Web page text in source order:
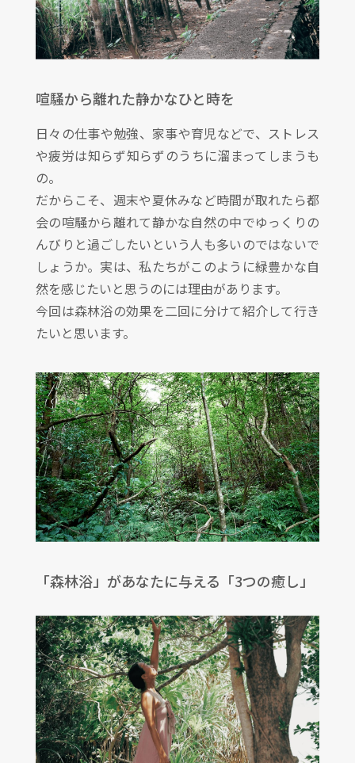
喧騒から離れた静かなひと時を
日々の仕事や勉強、家事や育児などで、ストレス
や疲労は知らず知らずのうちに溜まってしまうも
の。
だからこそ、週末や夏休みなど時間が取れたら都
会の喧騒から離れて静かな自然の中でゆっくりの
んびりと過ごしたいという人も多いのではないで
しょうか。実は、私たちがこのように緑豊かな自
然を感じたいと思うのには理由があります。
今回は森林浴の効果を二回に分けて紹介して行き
たいと思います。
「森林浴」があなたに与える「3つの癒し」